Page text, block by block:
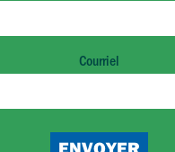
Courriel